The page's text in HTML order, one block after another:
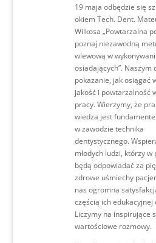
19 maja odbędzie się
okiem Tech. Dent.
Wilkosa „Powtarzalna
poznaj niezawodną
wlewową w
osiadających”. Naszym
pokazanie, jak osiągać
jakość i powtarzalność
pracy. Wierzymy, że
wiedza jest
w zawodzie technika
dentystycznego.
młodych ludzi, którzy w
będą odpowiadać za
zdrowe uśmiechy
nas ogromna
częścią ich edukacyjnej
Liczymy na inspirujące
wartościowe rozmowy.